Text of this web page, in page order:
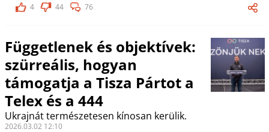
4
44 76
Függetlenek és objektívek:
szürreális, hogyan
támogatja a Tisza Pártot a
Telex és a 444
Ukrajnát természetesen kínosan kerülik.
2026.03.02 12:10